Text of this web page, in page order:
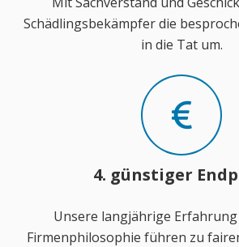
Schädlingsbekämpfer die
in die Tat um.
4. günstiger
Unsere langjährige
Firmenphilosophie führen zu